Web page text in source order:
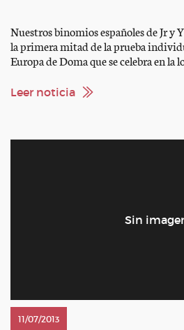
Nuestros binomios españoles de Jr y
la primera mitad de la prueba
Europa de Doma que se celebra en la
categoría Junior, lidera la
Leer noticia
11/07/2013